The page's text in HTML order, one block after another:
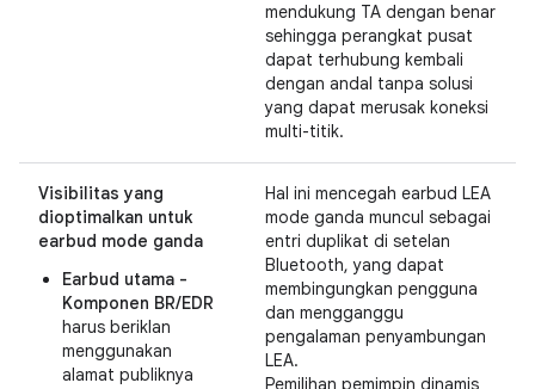
mendukung TA dengan benar
sehingga perangkat pusat
dapat terhubung kembali
dengan andal tanpa solusi
yang dapat merusak koneksi
multi-titik.
Visibilitas yang
dioptimalkan untuk
earbud mode ganda
Earbud utama -
Komponen BR/EDR
harus beriklan
menggunakan
alamat publiknya
Hal ini mencegah earbud LEA
mode ganda muncul sebagai
entri duplikat di setelan
Bluetooth, yang dapat
membingungkan pengguna
dan mengganggu
pengalaman penyambungan
LEA.
Pemilihan pemimpin dinamis